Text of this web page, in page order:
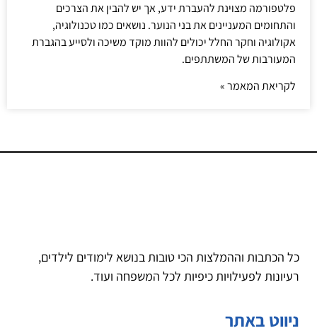
פלטפורמה מצוינת להעברת ידע, אך יש להבין את הצרכים
והתחומים המעניינים את בני הנוער. נושאים כמו טכנולוגיה,
אקולוגיה וחקר החלל יכולים להוות מוקד משיכה ולסייע בהגברת
המעורבות של המשתתפים.
לקריאת המאמר »
כל הכתבות וההמלצות הכי טובות בנושא לימודים לילדים,
רעיונות לפעילויות כיפיות לכל המשפחה ועוד.
ניווט באתר